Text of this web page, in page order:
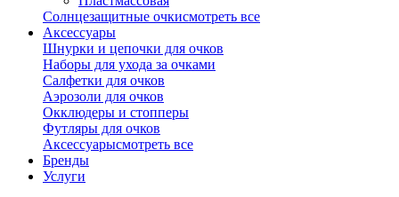
Солнцезащитные очкисмотреть все
Аксессуары
Шнурки и цепочки для очков
Наборы для ухода за очками
Салфетки для очков
Аэрозоли для очков
Окклюдеры и стопперы
Футляры для очков
Аксессуарысмотреть все
Бренды
Услуги